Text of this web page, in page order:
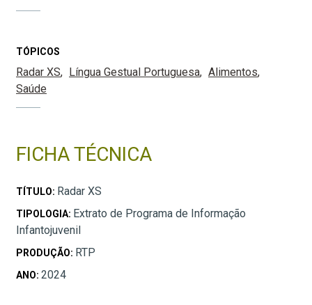
TÓPICOS
Radar XS Língua Gestual Portuguesa
Alimentos
Saúde
FICHA TÉCNICA
TÍTULO: Radar XS
TIPOLOGIA: Extrato de Programa de Informação
Infantojuvenil
PRODUÇÃO: RTP
ANO: 2024